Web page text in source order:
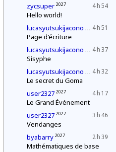
4 h 54
zycsuper 2027
Hello world!
4 h 51
lucasyutsukijacono 2030
Page d'écriture
4 h 37
lucasyutsukijacono 2030
Sisyphe
4 h 32
lucasyutsukijacono 2030
Le secret du Goma
4 h 17
user2327 2027
Le Grand Événement
3 h 46
user2327 2027
Vendanges
2 h 39
byabarry 2027
Mathématiques de base